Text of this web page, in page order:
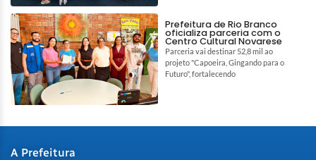
Prefeitura de Rio Branco
oficializa parceria com o
Centro Cultural Novarese
Parceria vai destinar 52,8 mil ao
projeto "Capoeira, Gingando para o
Futuro", fortalecendo
A Prefeitura